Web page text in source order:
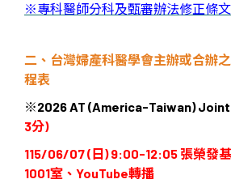
※專科醫師分科及甄審辦法修正條文
二、台灣婦產科醫學會主辦或合辦
程表
※2026 AT (America-Taiwan)
3分)
115/06/07 (日) 9:00-12:05 張榮發
1001室、 YouTube轉播